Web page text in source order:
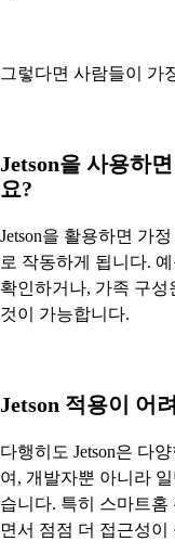
그렇다면 사람들이 가
Jetson을 사용하
요?
Jetson을 활용하면 가
로 작동하게 됩니다.
확인하거나, 가족 구
것이 가능합니다.
Jetson 적용이 어
다행히도 Jetson은 다
여, 개발자뿐 아니라
습니다. 특히 스마트홈
면서 점점 더 접근성